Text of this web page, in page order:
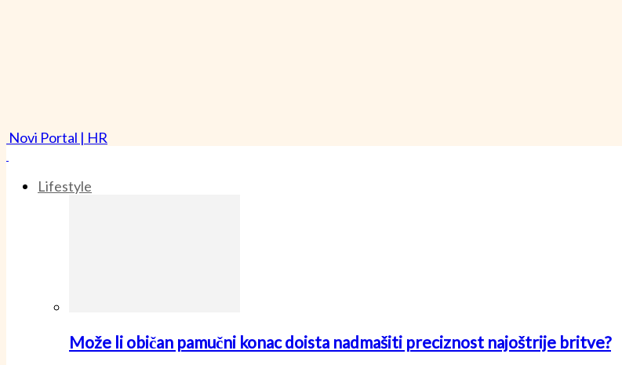
Novi Portal | HR
Lifestyle
Može li običan pamučni konac doista nadmašiti preciznost najoštrije britve?